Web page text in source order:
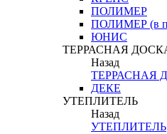
ПОЛИМЕР
ПОЛИМЕР (в
ЮНИС
ТЕРРАСНАЯ
Назад
ТЕРРАСНАЯ
ДЕКЕ
УТЕПЛИТЕЛЬ
Назад
УТЕПЛИТЕЛЬ